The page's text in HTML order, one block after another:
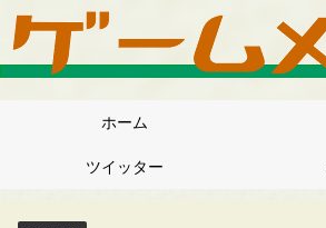
ホーム
ツイッター